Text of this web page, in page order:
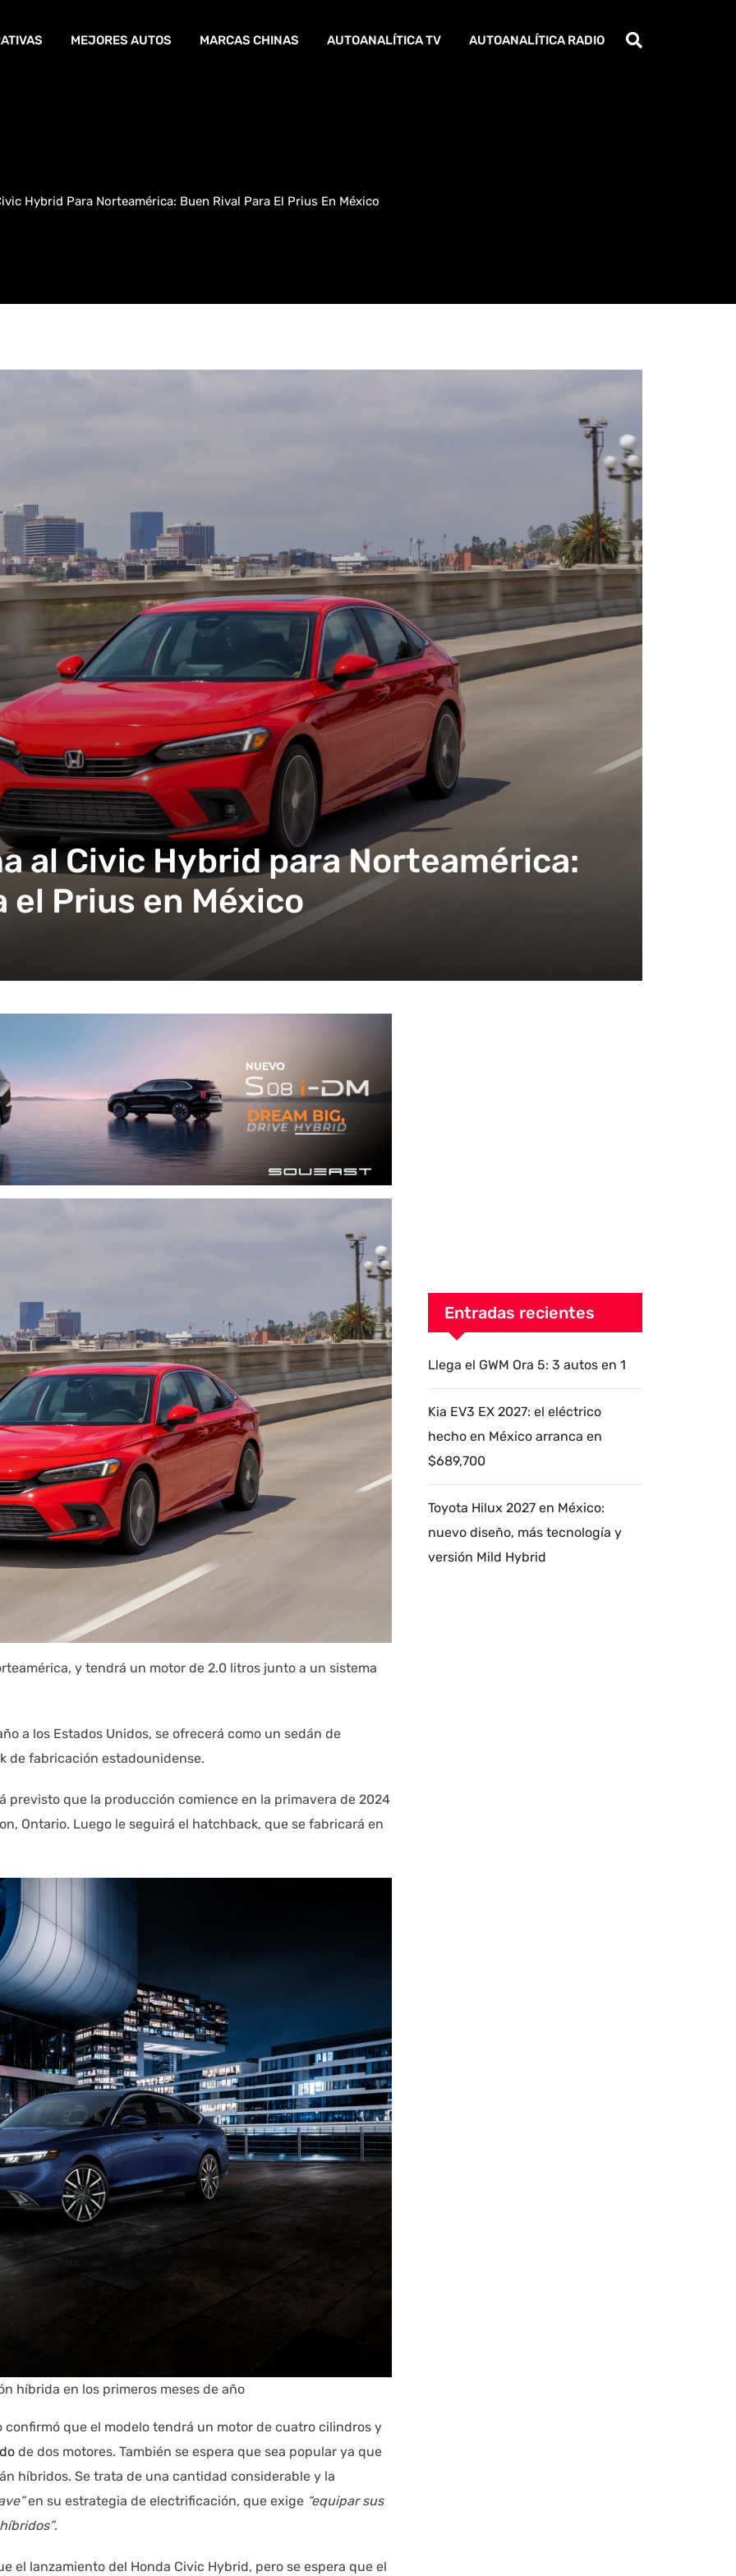
MEJORES AUTOS MARCAS CHINAS AUTOANALÍTICA TV AUTOANALÍTICA RADIO
Hybrid Para Norteamérica: Buen Rival Para El Prius En México
al Civic Hybrid para Norteamérica:
el Prius en México
y tendrá un motor de 2.0 litros junto a un sistema
a los Estados Unidos, se ofrecerá como un sedán de
de fabricación estadounidense.
previsto que la producción comience en la primavera de 2024
Ontario. Luego le seguirá el hatchback, que se fabricará en
híbrida en los primeros meses de año
que el modelo tendrá un motor de cuatro cilindros y
de dos motores. También se espera que sea popular ya que
híbridos. Se trata de una cantidad considerable y la
en su estrategia de electrificación, que exige “equipar sus
.
el lanzamiento del Honda Civic Hybrid, pero se espera que el
Entradas recientes
Llega el GWM Ora 5: 3 autos en 1
Kia EV3 EX 2027: el eléctrico
hecho en México arranca en
$689,700
Toyota Hilux 2027 en México:
nuevo diseño, más tecnología y
versión Mild Hybrid